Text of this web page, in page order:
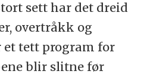
sett har det dreid
overtråkk og
et tett program for
blir slitne før